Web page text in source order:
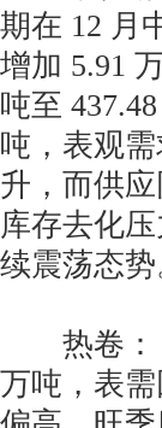
期在 12 月
增加 5.91
吨至
吨，表观
升，而供
库存去化
续震荡态势
热卷：
万吨，表